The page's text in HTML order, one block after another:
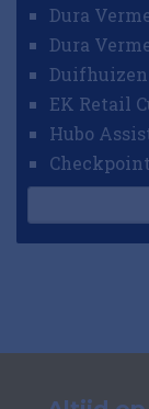
Dura
Dura
EK Retail
Hubo